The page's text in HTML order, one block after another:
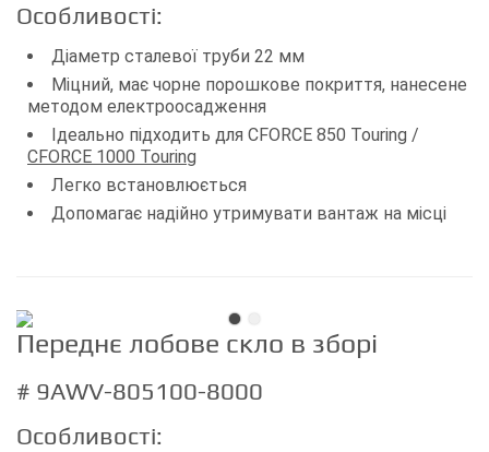
Особливості:
Діаметр сталевої труби 22 мм
Міцний, має чорне порошкове покриття, нанесене
методом електроосадження
Ідеально підходить для CFORCE 850 Touring /
CFORCE 1000 Touring
Легко встановлюється
Допомагає надійно утримувати вантаж на місці
Переднє лобове скло в зборі
# 9AWV-805100-8000
Особливості: